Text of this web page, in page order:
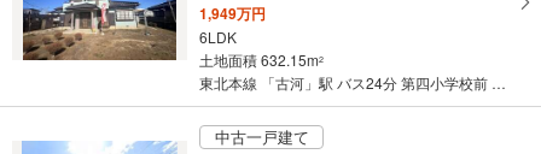
1,949万円
6LDK
土地面積 632.15m2
東北本線 「古河」駅 バス24分 第四小学校前 バス停下車 徒歩5分
中古一戸建て